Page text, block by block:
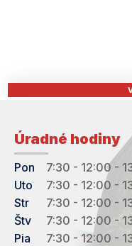
Úradné hodiny
Pon
7:30 - 12:00 -
Uto
7:30 - 12:00 -
Str
7:30 - 12:00 -
Štv
7:30 - 12:00 -
Pia
7:30 - 12:00 -